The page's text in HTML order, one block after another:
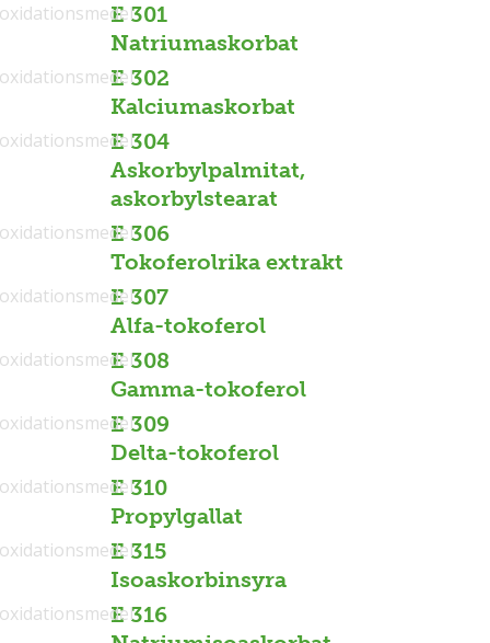
E 301
Natriumaskorbat
E 302
Kalciumaskorbat
E 304
Askorbylpalmitat,
askorbylstearat
E 306
Tokoferolrika extrakt
E 307
Alfa-tokoferol
E 308
Gamma-tokoferol
E 309
Delta-tokoferol
E 310
Propylgallat
E 315
Isoaskorbinsyra
E 316